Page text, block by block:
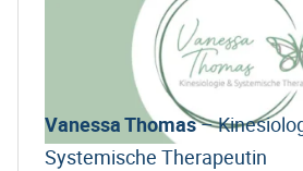
Vanessa Thomas–
Systemische Therapeutin